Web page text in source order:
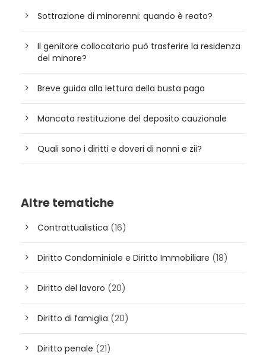
Sottrazione di minorenni: quando è reato?
Il genitore collocatario può trasferire la residenza
del minore?
Breve guida alla lettura della busta paga
Mancata restituzione del deposito cauzionale
Quali sono i diritti e doveri di nonni e zii?
Altre tematiche
Contrattualistica (16)
Diritto Condominiale e Diritto Immobiliare (18)
Diritto del lavoro (20)
Diritto di famiglia (20)
Diritto penale (21)